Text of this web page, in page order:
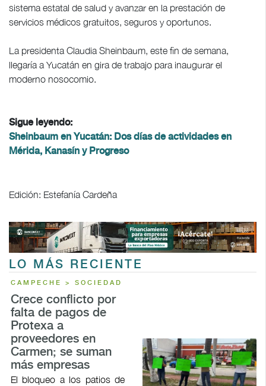
sistema estatal de salud y avanzar en la prestación de
servicios médicos gratuitos, seguros y oportunos.
La presidenta Claudia Sheinbaum, este fin de semana,
llegaría a Yucatán en gira de trabajo para inaugurar el
moderno nosocomio.
Sigue leyendo:
Sheinbaum en Yucatán: Dos días de actividades en
Mérida, Kanasín y Progreso
Edición: Estefanía Cardeña
LO MÁS RECIENTE
CAMPECHE > SOCIEDAD
Crece conflicto por
falta de pagos de
Protexa a
proveedores en
Carmen; se suman
más empresas
El bloqueo a los patios de